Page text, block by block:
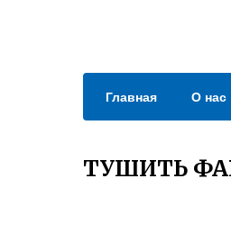
Главная О нас
ТУШИТЬ